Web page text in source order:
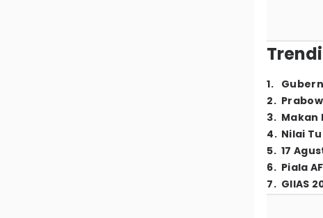
1.
2.
3. Makan
4. Nilai
5. 17
6. Piala
7. GIIAS